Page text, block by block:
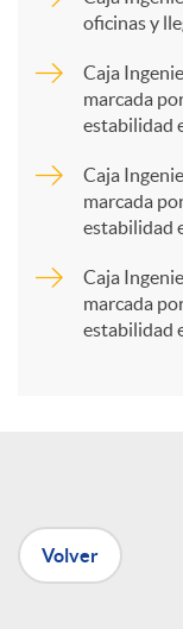
a
n
oficinas y
Caja
marcada
estabilidad
Caja
marcada
estabilidad
Caja
marcada
estabilidad
Volver